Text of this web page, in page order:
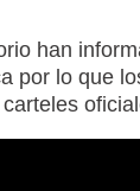
han
por lo que